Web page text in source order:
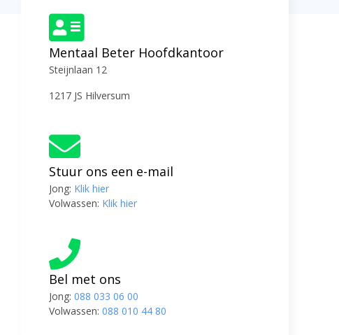
Mentaal Beter Hoofdkantoor
Steijnlaan 12
1217 JS Hilversum
Stuur ons een e-mail
Jong: Klik hier
Volwassen: Klik hier
Bel met ons
Jong: 088 033 06 00
Volwassen: 088 010 44 80